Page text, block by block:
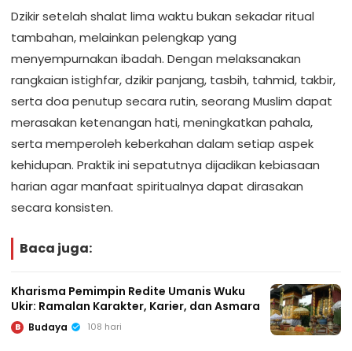
Dzikir setelah shalat lima waktu bukan sekadar ritual
tambahan, melainkan pelengkap yang
menyempurnakan ibadah. Dengan melaksanakan
rangkaian istighfar, dzikir panjang, tasbih, tahmid, takbir,
serta doa penutup secara rutin, seorang Muslim dapat
merasakan ketenangan hati, meningkatkan pahala,
serta memperoleh keberkahan dalam setiap aspek
kehidupan. Praktik ini sepatutnya dijadikan kebiasaan
harian agar manfaat spiritualnya dapat dirasakan
secara konsisten.
Baca juga:
Kharisma Pemimpin Redite Umanis Wuku
Ukir: Ramalan Karakter, Karier, dan Asmara
B Budaya 108 hari